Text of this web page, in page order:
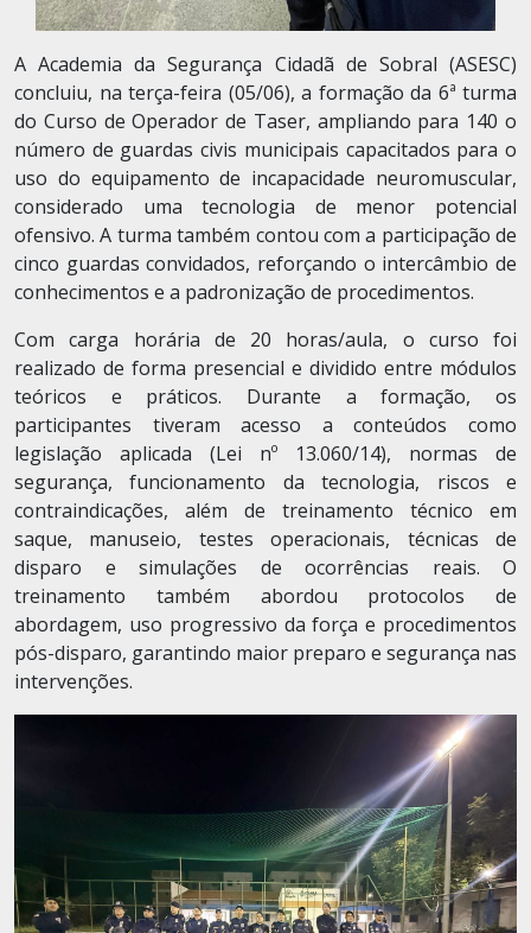
A Academia da Segurança Cidadã de Sobral (ASESC)
concluiu, na terça-feira (05/06), a formação da 6ª turma
do Curso de Operador de Taser, ampliando para 140 o
número de guardas civis municipais capacitados para o
uso do equipamento de incapacidade neuromuscular,
considerado uma tecnologia de menor potencial
ofensivo. A turma também contou com a participação de
cinco guardas convidados, reforçando o intercâmbio de
conhecimentos e a padronização de procedimentos.
Com carga horária de 20 horas/aula, o curso foi
realizado de forma presencial e dividido entre módulos
teóricos e práticos. Durante a formação, os
participantes tiveram acesso a conteúdos como
legislação aplicada (Lei nº 13.060/14), normas de
segurança, funcionamento da tecnologia, riscos e
contraindicações, além de treinamento técnico em
saque, manuseio, testes operacionais, técnicas de
disparo e simulações de ocorrências reais. O
treinamento também abordou protocolos de
abordagem, uso progressivo da força e procedimentos
pós-disparo, garantindo maior preparo e segurança nas
intervenções.